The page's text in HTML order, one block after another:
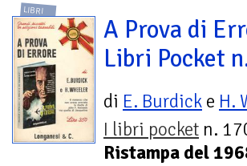
LIBRI
A Prova di
Libri Pocket
di E. Burdick e H.
I libri pocket n.
Ristampa del